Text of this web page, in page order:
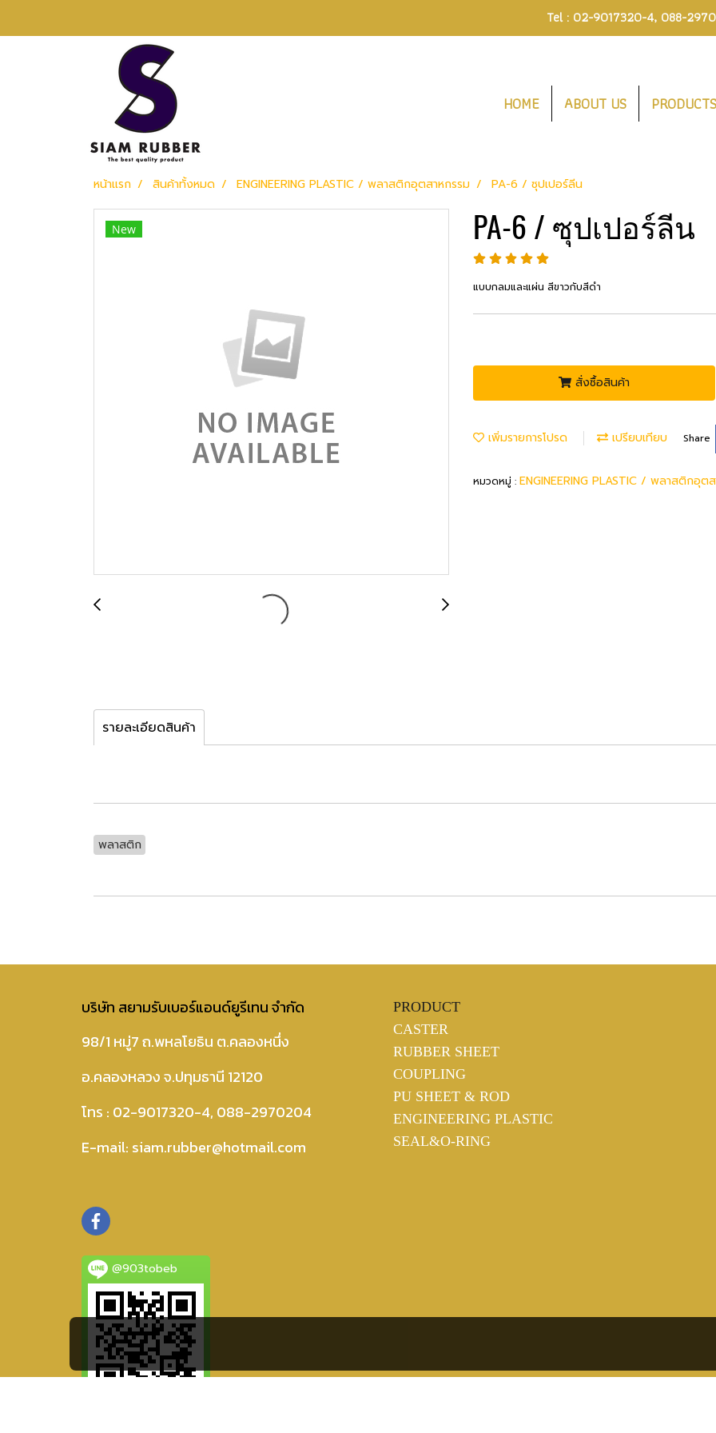
Tel : 02-9017320-4, 088-
HOME ABOUT US PRODUCTS
หน้าแรก สินค้าทั้งหมด ENGINEERING PLASTIC / พลาสติกอุตสาหกรรม PA-6 / ซุปเปอร์ลีน
New PA-6 / ซุปเปอร์ลีน
แบบกลมและแผ่น สีขาวกับสีดำ
สั่งซื้อสินค้า
เพิ่มรายการโปรด เปรียบเทียบ Share
หมวดหมู่ : ENGINEERING PLASTIC / พลาสติกอุต
รายละเอียดสินค้า
พลาสติก
บริษัท สยามรับเบอร์แอนด์ยูรีเทน จำกัด
98/1 หมู่7 ถ.พหลโยธิน ต.คลองหนึ่ง
อ.คลองหลวง จ.ปทุมธานี 12120
โทร : 02-9017320-4, 088-2970204
E-mail: siam.rubber@hotmail.com
@903tobeb
PRODUCT
CASTER
RUBBER SHEET
COUPLING
PU SHEET & ROD
ENGINEERING PLASTIC
SEAL&O-RING